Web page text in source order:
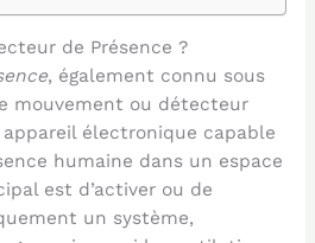
de Présence ?
, également connu sous
mouvement ou détecteur
électronique capable
humaine dans un espace
est d’activer ou de
un système,